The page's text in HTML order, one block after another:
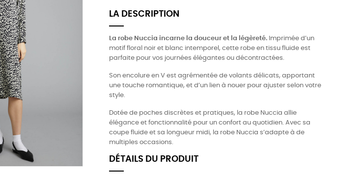
LA DESCRIPTION
La robe Nuccia incarne la douceur et la légèreté. Imprimée d’un
motif floral noir et blanc intemporel, cette robe en tissu fluide est
parfaite pour vos journées élégantes ou décontractées.
Son encolure en V est agrémentée de volants délicats, apportant
une touche romantique, et d’un lien à nouer pour ajuster selon votre
style.
Dotée de poches discrètes et pratiques, la robe Nuccia allie
élégance et fonctionnalité pour un confort au quotidien. Avec sa
coupe fluide et sa longueur midi, la robe Nuccia s’adapte à de
multiples occasions.
DÉTAILS DU PRODUIT